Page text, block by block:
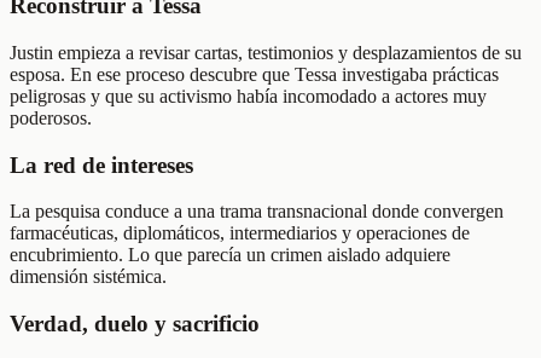
Reconstruir a Tessa
Justin empieza a revisar cartas, testimonios y desplazamientos de su
esposa. En ese proceso descubre que Tessa investigaba prácticas
peligrosas y que su activismo había incomodado a actores muy
poderosos.
La red de intereses
La pesquisa conduce a una trama transnacional donde convergen
farmacéuticas, diplomáticos, intermediarios y operaciones de
encubrimiento. Lo que parecía un crimen aislado adquiere
dimensión sistémica.
Verdad, duelo y sacrificio